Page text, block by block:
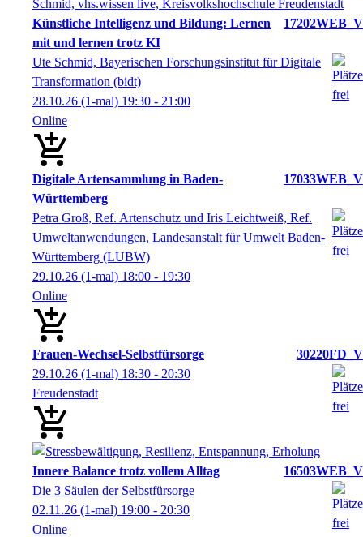
Künstliche Intelligenz und Bildung: Lernen
mit und lernen trotz KI
17202WEB_V
Ute Schmid, Bayerischen Forschungsinstitut für Digitale
Transformation (bidt)
28.10.26 (1-mal) 19:30 - 21:00
Online
Digitale Artensammlung in Baden-
Württemberg
17033WEB_V
Petra Groß, Ref. Artenschutz und Iris Leichtweiß, Ref.
Umweltanwendungen, Landesanstalt für Umwelt Baden-
Württemberg (LUBW)
29.10.26 (1-mal) 18:00 - 19:30
Online
Frauen-Wechsel-Selbstfürsorge
30220FD_V
29.10.26 (1-mal) 18:30 - 20:30
Freudenstadt
Innere Balance trotz vollem Alltag
16503WEB_V
Die 3 Säulen der Selbstfürsorge
02.11.26 (1-mal) 19:00 - 20:30
Online